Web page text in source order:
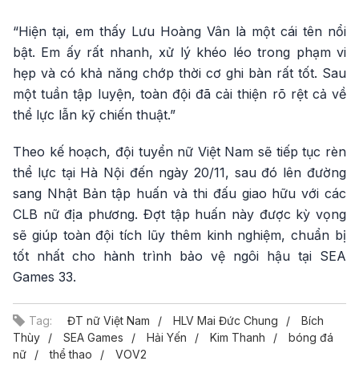
“Hiện tại, em thấy Lưu Hoàng Vân là một cái tên nổi
bật. Em ấy rất nhanh, xử lý khéo léo trong phạm vi
hẹp và có khả năng chớp thời cơ ghi bàn rất tốt. Sau
một tuần tập luyện, toàn đội đã cải thiện rõ rệt cả về
thể lực lẫn kỹ chiến thuật.”
Theo kế hoạch, đội tuyển nữ Việt Nam sẽ tiếp tục rèn
thể lực tại Hà Nội đến ngày 20/11, sau đó lên đường
sang Nhật Bản tập huấn và thi đấu giao hữu với các
CLB nữ địa phương. Đợt tập huấn này được kỳ vọng
sẽ giúp toàn đội tích lũy thêm kinh nghiệm, chuẩn bị
tốt nhất cho hành trình bảo vệ ngôi hậu tại SEA
Games 33.
Tag: ĐT nữ Việt Nam HLV Mai Đức Chung
Bích
Thùy
SEA Games Hải Yến Kim Thanh
bóng đá
nữ
thể thao VOV2